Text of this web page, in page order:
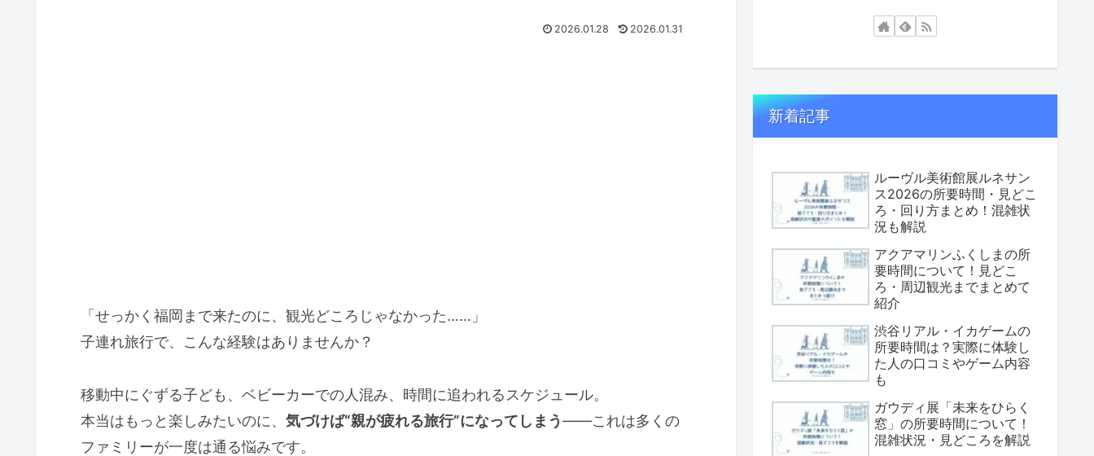
2026.01.28 2026.01.31
「せっかく福岡まで来たのに、観光どころじゃなかった……」
子連れ旅行で、こんな経験はありませんか？
移動中にぐずる子ども、ベビーカーでの人混み、時間に追われるスケジュール。
本当はもっと楽しみたいのに、 気づけば“親が疲れる旅行”になってしまう——これは多くの
ファミリーが一度は通る悩みです。
新着記事
ルーヴル美術館展ルネサン
ス2026の所要時間・見どこ
ろ・回り方まとめ！混雑状
況も解説
アクアマリンふくしまの所
要時間について！見どこ
ろ・周辺観光までまとめて
紹介
渋谷リアル・イカゲームの
所要時間は？実際に体験し
た人の口コミやゲーム内容
も
ガウディ展「未来をひらく
窓」の所要時間について！
混雑状況・見どころを解説